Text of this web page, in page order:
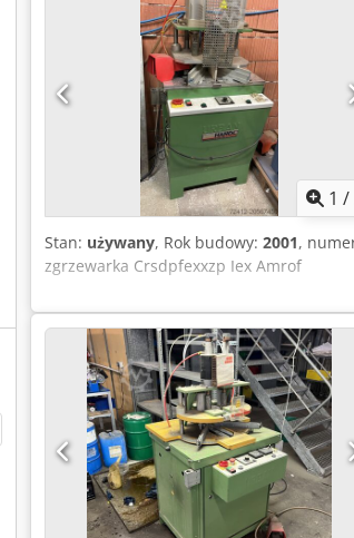
1 /
Stan: używany, Rok budowy: 2001,
zgrzewarka Crsdpfexxzp Iex Amrof